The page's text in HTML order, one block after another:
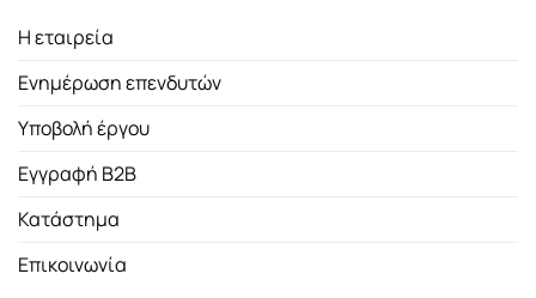
Η εταιρεία
Ενημέρωση επενδυτών
Υποβολή έργου
Εγγραφή B2B
Κατάστημα
Επικοινωνία